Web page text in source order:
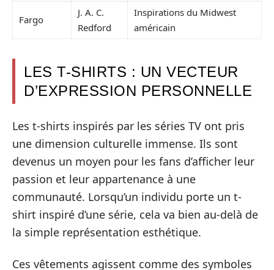
Fargo
J. A. C.
Redford
Inspirations du Midwest
américain
LES T-SHIRTS : UN VECTEUR
D’EXPRESSION PERSONNELLE
Les t-shirts inspirés par les séries TV ont pris
une dimension culturelle immense. Ils sont
devenus un moyen pour les fans d’afficher leur
passion et leur appartenance à une
communauté. Lorsqu’un individu porte un t-
shirt inspiré d’une série, cela va bien au-delà de
la simple représentation esthétique.
Ces vêtements agissent comme des symboles